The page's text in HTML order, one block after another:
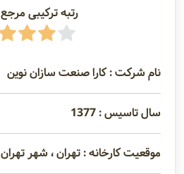
رتبه ترکیبی مرجع 4/29
نام شرکت : کارا صنعت سازان نوین
سال تاسیس : 1377
موقعیت کارخانه : تهران ، شهر تهران